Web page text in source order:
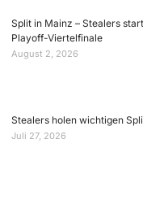
Split in Mainz – Stealers
Playoff-Viertelfinale
August 2, 2026
Stealers holen wichtigen
Juli 27, 2026